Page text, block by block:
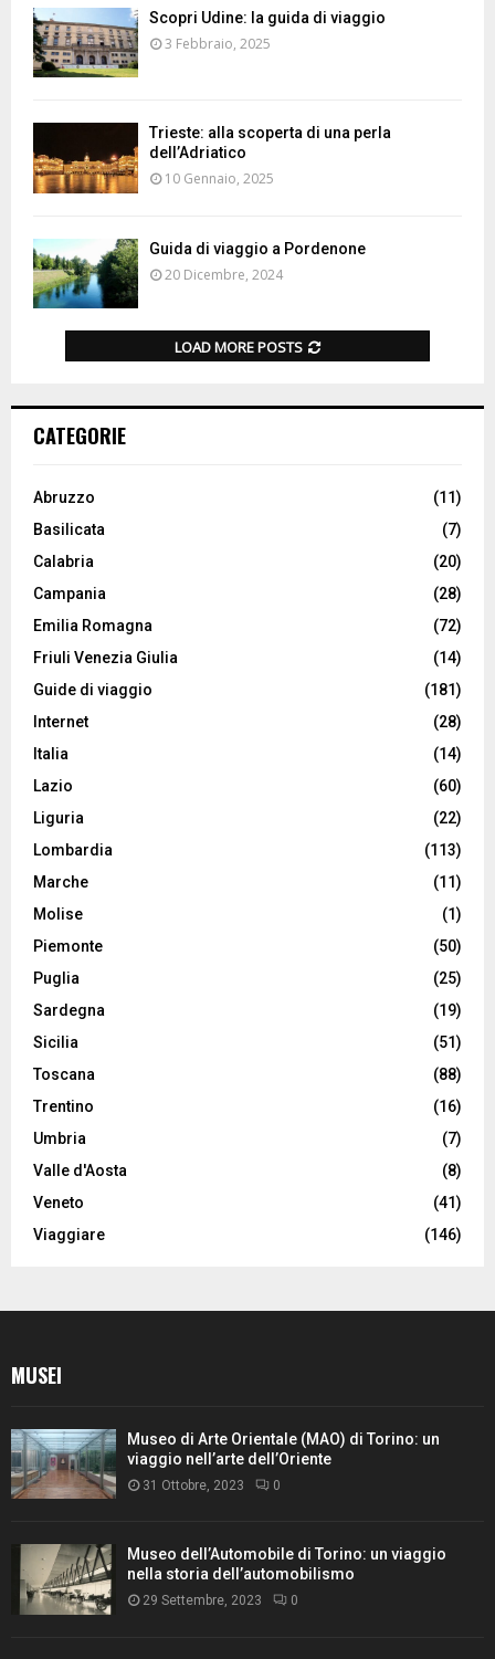
Scopri Udine: la guida di viaggio
3 Febbraio, 2025
Trieste: alla scoperta di una perla
dell’Adriatico
10 Gennaio, 2025
Guida di viaggio a Pordenone
20 Dicembre, 2024
LOAD MORE POSTS
CATEGORIE
Abruzzo
(11)
Basilicata
(7)
Calabria
(20)
Campania
(28)
Emilia Romagna
(72)
Friuli Venezia Giulia
(14)
Guide di viaggio
(181)
Internet
(28)
Italia
(14)
Lazio
(60)
Liguria
(22)
Lombardia
(113)
Marche
(11)
Molise
(1)
Piemonte
(50)
Puglia
(25)
Sardegna
(19)
Sicilia
(51)
Toscana
(88)
Trentino
(16)
Umbria
(7)
Valle d'Aosta
(8)
Veneto
(41)
Viaggiare
(146)
MUSEI
Museo di Arte Orientale (MAO) di Torino: un
viaggio nell’arte dell’Oriente
31 Ottobre, 2023 0
Museo dell’Automobile di Torino: un viaggio
nella storia dell’automobilismo
29 Settembre, 2023 0